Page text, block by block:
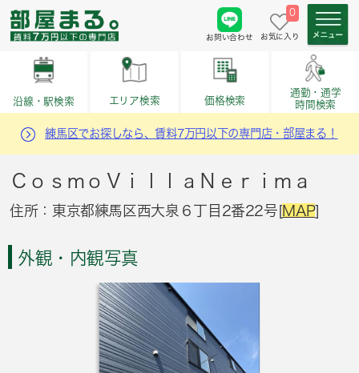
お問い合わせ
0
お気に入り
沿線・駅検索 エリア検索 価格検索
通勤・通学
時間検索
練馬区でお探しなら、賃料7万円以下の専門店・部屋まる！
ＣｏｓｍｏＶｉｌｌａＮｅｒｉｍａ
住所：東京都練馬区西大泉６丁目2番22号[MAP]
外観・内観写真